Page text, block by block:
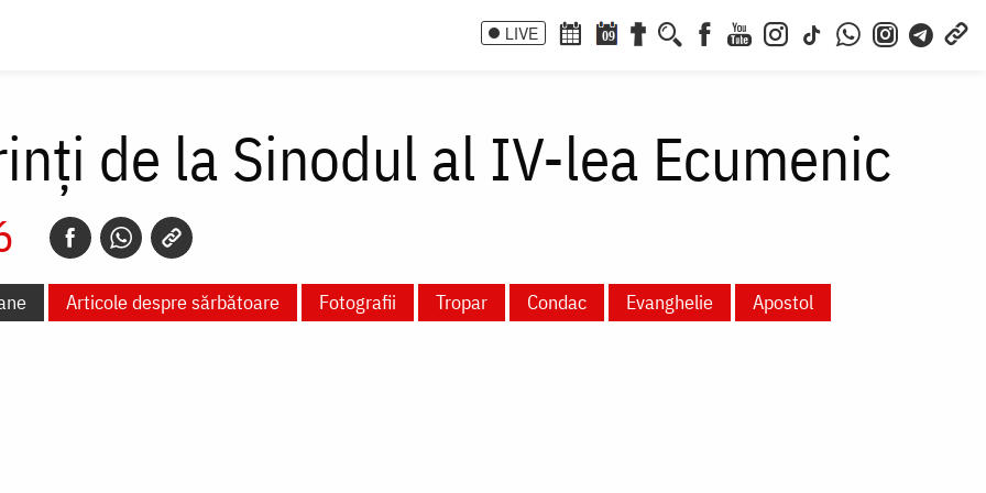
LIVE 09
de la Sinodul al IV-lea Ecumenic
Articole despre sărbătoare Fotografii Tropar Condac Evanghelie Apostol